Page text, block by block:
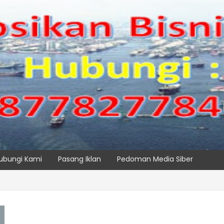
Kami Pasang Iklan Pedoman Media Siber